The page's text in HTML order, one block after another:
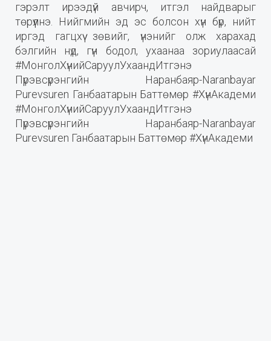
гэрэлт ирээдүй авчирч, итгэл найдварыг
төрүүлнэ. Нийгмийн эд эс болсон хүн бүр, нийт
иргэд гагцхүү зөвийг, үнэнийг олж харахад
бэлгийн нүд, гүн бодол, ухаанаа зориулаасай
#МонголХүнийСаруулУхаандИтгэнэ
Пүрэвсүрэнгийн Наранбаяр-Naranbayar
Purevsuren Ганбаатарын Баттөмөр #ХүнАкадеми
#МонголХүнийСаруулУхаандИтгэнэ
Пүрэвсүрэнгийн Наранбаяр-Naranbayar
Purevsuren Ганбаатарын Баттөмөр #ХүнАкадеми